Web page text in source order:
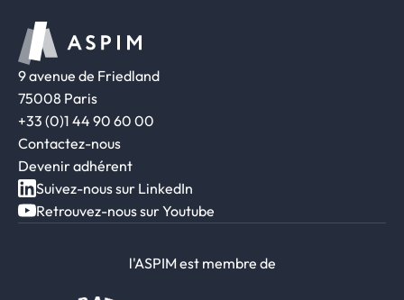
9 avenue de Friedland
75008 Paris
+33 (0)1 44 90 60 00
Contactez-nous
Devenir adhérent
Suivez-nous sur LinkedIn
Retrouvez-nous sur Youtube
l'ASPIM est membre de